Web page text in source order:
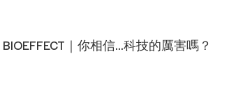
BIOEFFECT｜你相信…科技的厲害嗎？